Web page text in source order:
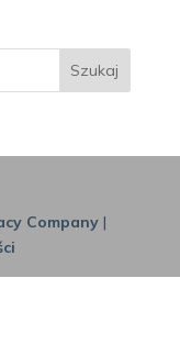
Szukaj
Company|